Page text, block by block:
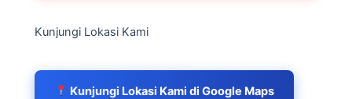
Kunjungi Lokasi Kami
Kunjungi Lokasi Kami di Google Maps